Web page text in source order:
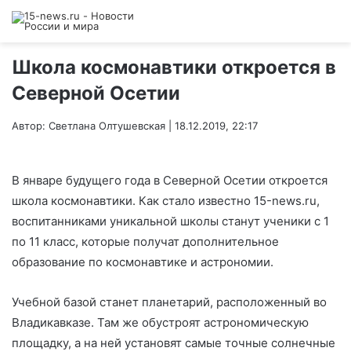
Школа космонавтики откроется в
Северной Осетии
Автор: Светлана Олтушевская | 18.12.2019, 22:17
В январе будущего года в Северной Осетии откроется
школа космонавтики. Как стало известно 15-news.ru,
воспитанниками уникальной школы станут ученики с 1
по 11 класс, которые получат дополнительное
образование по космонавтике и астрономии.
Учебной базой станет планетарий, расположенный во
Владикавказе. Там же обустроят астрономическую
площадку, а на ней установят самые точные солнечные